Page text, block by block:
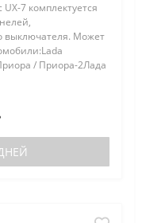
7 комплектуется
выключателя. Может
/ Приора-2Лада